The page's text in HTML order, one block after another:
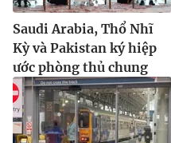
Saudi Arabia, Thổ Nhĩ
Kỳ và Pakistan ký hiệp
ước phòng thủ chung